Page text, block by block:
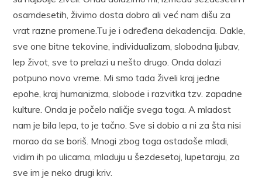
osamdesetih, živimo dosta dobro ali već nam dišu za
vrat razne promene.Tu je i određena dekadencija. Dakle,
sve one bitne tekovine, individualizam, slobodna ljubav,
lep život, sve to prelazi u nešto drugo. Onda dolazi
potpuno novo vreme. Mi smo tada živeli kraj jedne
epohe, kraj humanizma, slobode i razvitka tzv. zapadne
kulture. Onda je počelo naličje svega toga. A mladost
nam je bila lepa, to je tačno. Sve si dobio a ni za šta nisi
morao da se boriš. Mnogi zbog toga ostadoše mladi,
vidim ih po ulicama, mladuju u šezdesetoj, lupetaraju, za
sve im je neko drugi kriv.